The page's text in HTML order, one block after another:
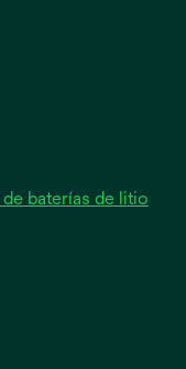
baterías de litio